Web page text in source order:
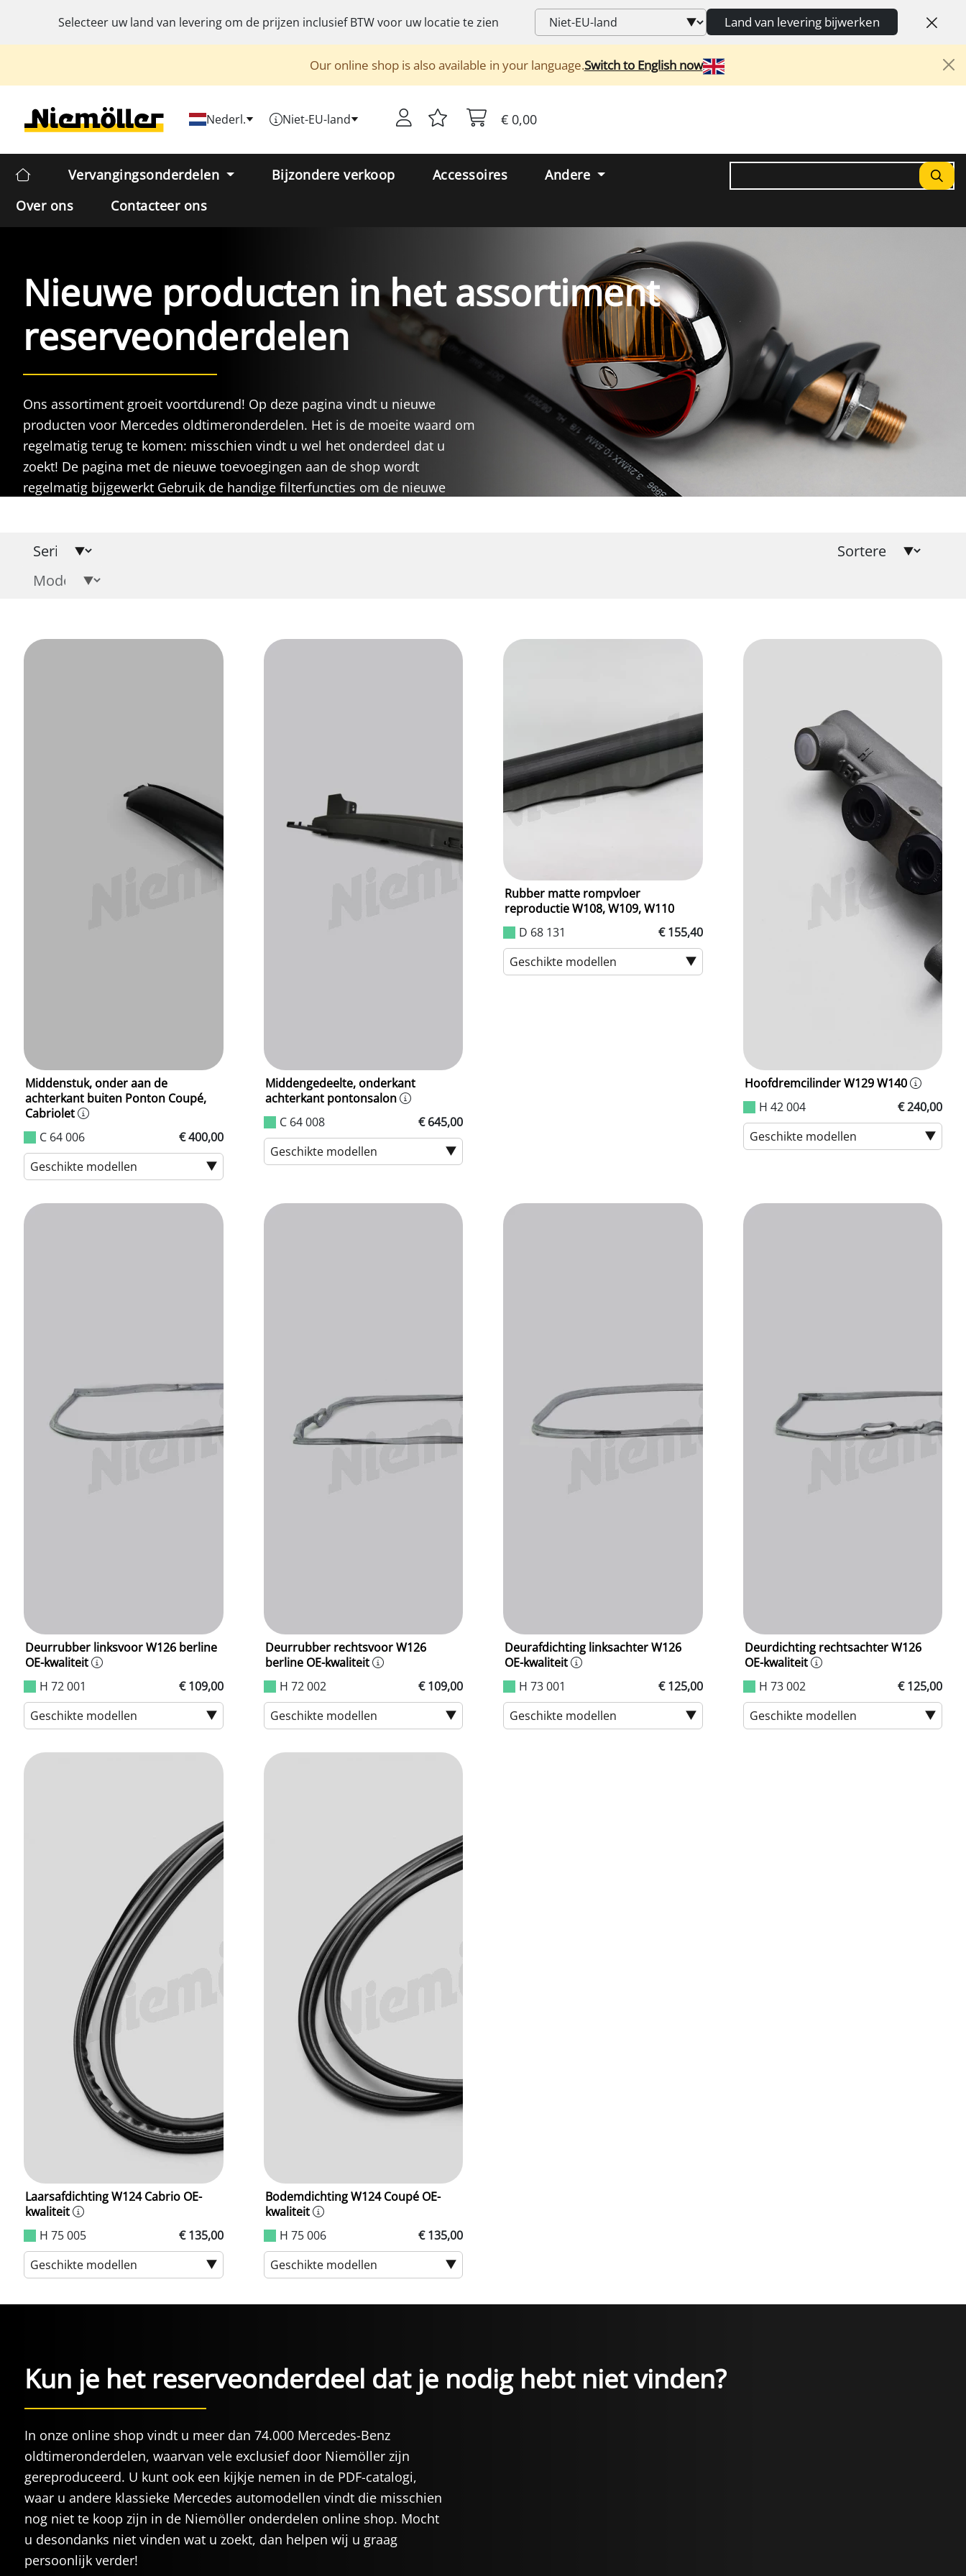
Selecteer uw land van levering om de prijzen inclusiefBTWvoor uw locatie te zien Land van levering bijwerken
Our online shop is also available in your language.Switch to English now
Nederl. Niet-EU-land € 0,00
Vervangingsonderdelen Bijzondere verkoop Accessoires
Andere
Over ons
Contacteer ons
Nieuwe producten in het assortiment
reserveonderdelen
Ons assortiment groeit voortdurend! Op deze pagina vindt u nieuwe
producten voor Mercedes oldtimeronderdelen. Het is de moeite waard om
regelmatig terug te komen: misschien vindt u wel het onderdeel dat u
zoekt! De pagina met de nieuwe toevoegingen aan de shop wordt
regelmatig bijgewerkt Gebruik de handige filterfuncties om de nieuwe
Middenstuk, onder aan de
achterkant buiten Ponton Coupé,
Cabriolet
C 64 006
€ 400,00
Geschikte modellen
Middengedeelte, onderkant
achterkant pontonsalon
C 64 008
€ 645,00
Geschikte modellen
Rubber matte rompvloer
reproductie W108, W109, W110
D 68 131
€ 155,40
Geschikte modellen
Hoofdremcilinder W129 W140
H 42 004
€ 240,00
Geschikte modellen
Deurrubber linksvoor W126 berline
OE-kwaliteit
H 72 001
€ 109,00
Geschikte modellen
Deurrubber rechtsvoor W126
berline OE-kwaliteit
H 72 002
€ 109,00
Geschikte modellen
Deurafdichting linksachter W126
OE-kwaliteit
H 73 001
€ 125,00
Geschikte modellen
Deurdichting rechtsachter W126
OE-kwaliteit
H 73 002
€ 125,00
Geschikte modellen
Laarsafdichting W124 Cabrio OE-
kwaliteit
H 75 005
€ 135,00
Geschikte modellen
Bodemdichting W124 Coupé OE-
kwaliteit
H 75 006
€ 135,00
Geschikte modellen
Kun je het reserveonderdeel dat je nodig hebt niet vinden?
In onze online shop vindt u meer dan 74.000 Mercedes-Benz
oldtimeronderdelen, waarvan vele exclusief door Niemöller zijn
gereproduceerd. U kunt ook een kijkje nemen in de PDF-catalogi,
waar u andere klassieke Mercedes automodellen vindt die misschien
nog niet te koop zijn in de Niemöller onderdelen online shop. Mocht
u desondanks niet vinden wat u zoekt, dan helpen wij u graag
persoonlijk verder!